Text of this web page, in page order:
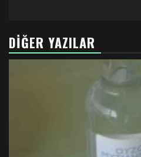
DIĞER YAZILAR